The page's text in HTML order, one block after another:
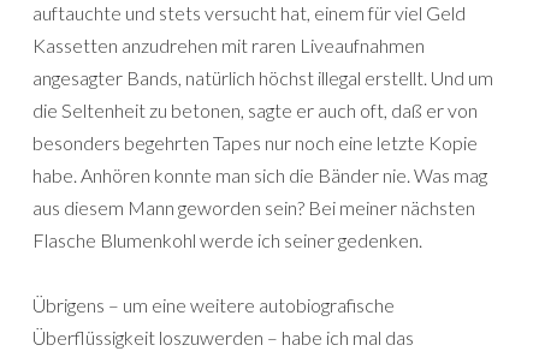
auftauchte und stets versucht hat, einem für viel Geld
Kassetten anzudrehen mit raren Liveaufnahmen
angesagter Bands, natürlich höchst illegal erstellt. Und um
die Seltenheit zu betonen, sagte er auch oft, daß er von
besonders begehrten Tapes nur noch eine letzte Kopie
habe. Anhören konnte man sich die Bänder nie. Was mag
aus diesem Mann geworden sein? Bei meiner nächsten
Flasche Blumenkohl werde ich seiner gedenken.
Übrigens – um eine weitere autobiografische
Überflüssigkeit loszuwerden – habe ich mal das